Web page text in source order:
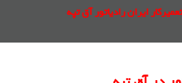
تعمیرکار ایران رادیاتور آق تپه